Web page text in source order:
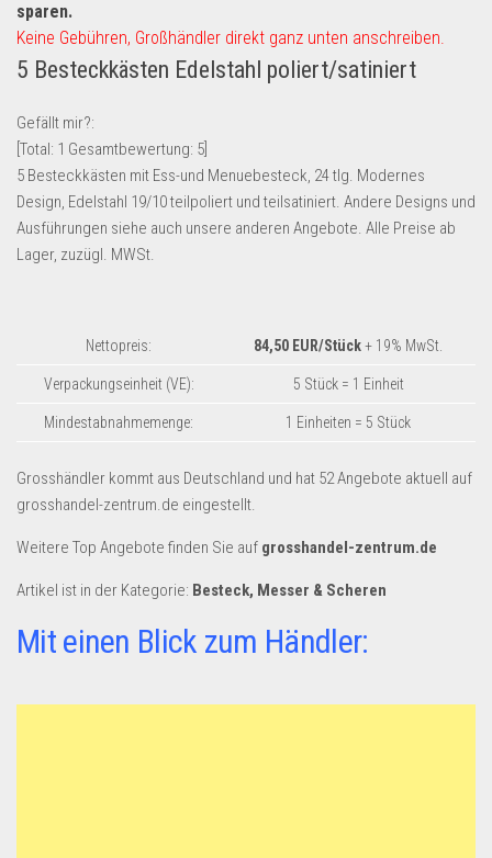
Handy und Smartphone
Kosmetik & Pflege
Multimedia & Elektro
Münzen
Spielzeug & Games
Schuhe & Accessoires
Wohnen & Einrichten
Restposten-Angebote
Restposten für Privatpersonen
eBay Restposten kaufen
Sonderposten-Angebote
Saison & Eventprodkte
Grosshandel
sparen.
Keine Gebühren, Großhändler direkt ganz unten anschreiben.
5 Besteckkästen Edelstahl poliert/satiniert
Gefällt mir?:
[Total: 1 Gesamtbewertung: 5
5 Besteckkästen mit Ess-und Menuebesteck, 24 tlg. Modernes
Design, Edelstahl 19/10 teilpoliert und teilsatiniert. Andere Designs und
Ausführungen siehe auch unsere anderen Angebote. Alle Preise ab
Lager, zuzügl. MWSt.
Nettopreis: 84,50 EUR/Stück+ 19% MwSt.
Verpackungseinheit (VE): 5 Stück = 1 Einheit
Mindestabnahmemenge: 1 Einheiten = 5 Stück
Grosshändler kommt aus Deutschland und hat 52 Angebote aktuell auf
grosshandel-zentrum.de eingestellt.
Weitere Top Angebote finden Sie auf grosshandel-zentrum.de
Artikel ist in der Kategorie: Besteck, Messer & Scheren
Mit einen Blick zum Händler: